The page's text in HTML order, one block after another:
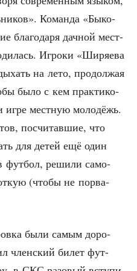
Коман­да «Быко­
бла­го­да­ря дач­ной мест­
Игро­ки «Ширя­е­ва
на лето, про­дол­жая
было с кем прак­ти­ко­
игре мест­ную моло­дёжь.
посчи­тав­шие, что
для детей ещё один
фут­бол, реши­ли само­
(что­бы не порва­
были самым доро­
член­ский билет фут­